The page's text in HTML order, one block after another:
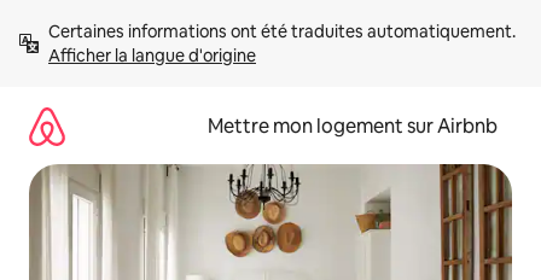
directement
Afficher la langue d'origine
Mettre mon logement sur Airbnb